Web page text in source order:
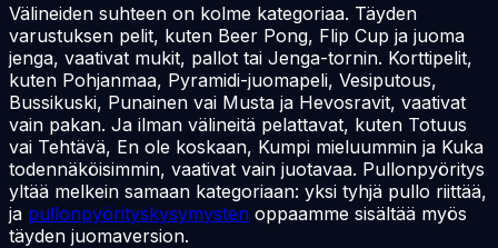
Välineiden suhteen on kolme kategoriaa. Täyden
varustuksen pelit, kuten Beer Pong, Flip Cup ja juoma
jenga, vaativat mukit, pallot tai Jenga-tornin. Korttipelit,
kuten Pohjanmaa, Pyramidi-juomapeli, Vesiputous,
Bussikuski, Punainen vai Musta ja Hevosravit, vaativat
vain pakan. Ja ilman välineitä pelattavat, kuten Totuus
vai Tehtävä, En ole koskaan, Kumpi mieluummin ja Kuka
todennäköisimmin, vaativat vain juotavaa. Pullonpyöritys
yltää melkein samaan kategoriaan: yksi tyhjä pullo riittää,
ja pullonpyörityskysymysten oppaamme sisältää myös
täyden juomaversion.